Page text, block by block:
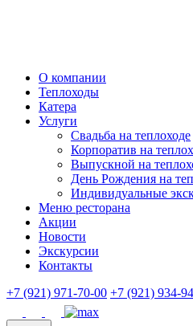
О компании
Теплоходы
Катера
Услуги
Свадьба на теплоходе
Корпоратив на
Выпускной на
День Рождения на
Индивидуальные
Меню ресторана
Акции
Новости
Экскурсии
Контакты
+7 (921) 971-70-00 +7 (921) 934-